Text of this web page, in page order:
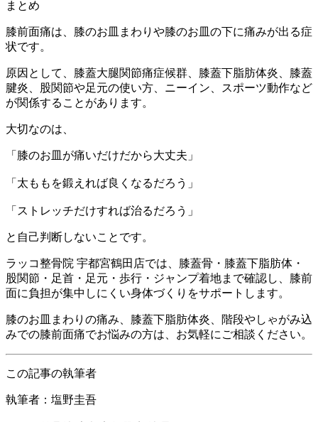
まとめ
膝前面痛は、膝のお皿まわりや膝のお皿の下に痛みが出る症
状です。
原因として、膝蓋大腿関節痛症候群、膝蓋下脂肪体炎、膝蓋
腱炎、股関節や足元の使い方、ニーイン、スポーツ動作など
が関係することがあります。
大切なのは、
「膝のお皿が痛いだけだから大丈夫」
「太ももを鍛えれば良くなるだろう」
「ストレッチだけすれば治るだろう」
と自己判断しないことです。
ラッコ整骨院 宇都宮鶴田店では、膝蓋骨・膝蓋下脂肪体・
股関節・足首・足元・歩行・ジャンプ着地まで確認し、膝前
面に負担が集中しにくい身体づくりをサポートします。
膝のお皿まわりの痛み、膝蓋下脂肪体炎、階段やしゃがみ込
みでの膝前面痛でお悩みの方は、お気軽にご相談ください。
この記事の執筆者
執筆者：塩野圭吾